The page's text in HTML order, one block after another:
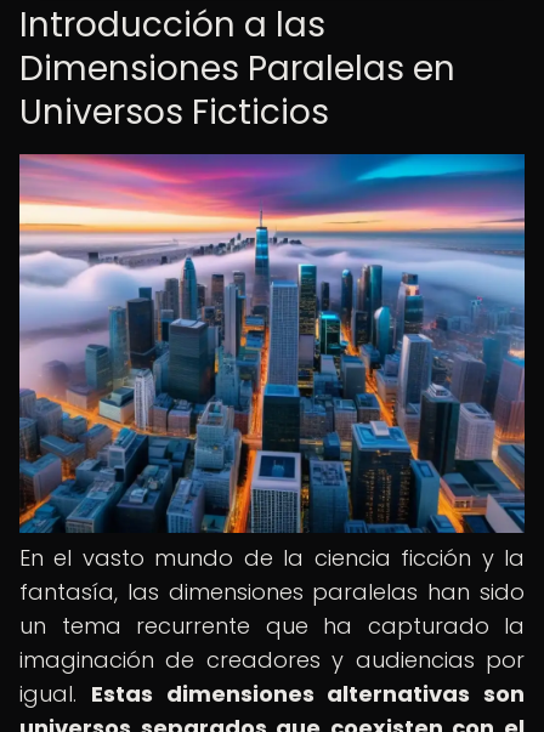
Introducción a las
Dimensiones Paralelas en
Universos Ficticios
En el vasto mundo de la ciencia ficción y la
fantasía, las dimensiones paralelas han sido
un tema recurrente que ha capturado la
imaginación de creadores y audiencias por
igual. Estas dimensiones alternativas son